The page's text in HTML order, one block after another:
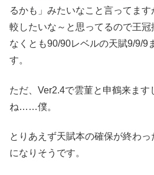
るかも」みたいなこと言ってま
較したいな～と思ってるので王
なくとも90/90レベルの天賦9/9/9
す。
ただ、Ver2.4で雲菫と申鶴来ま
ね……僕。
とりあえず天賦本の確保が終わ
になりそうです。